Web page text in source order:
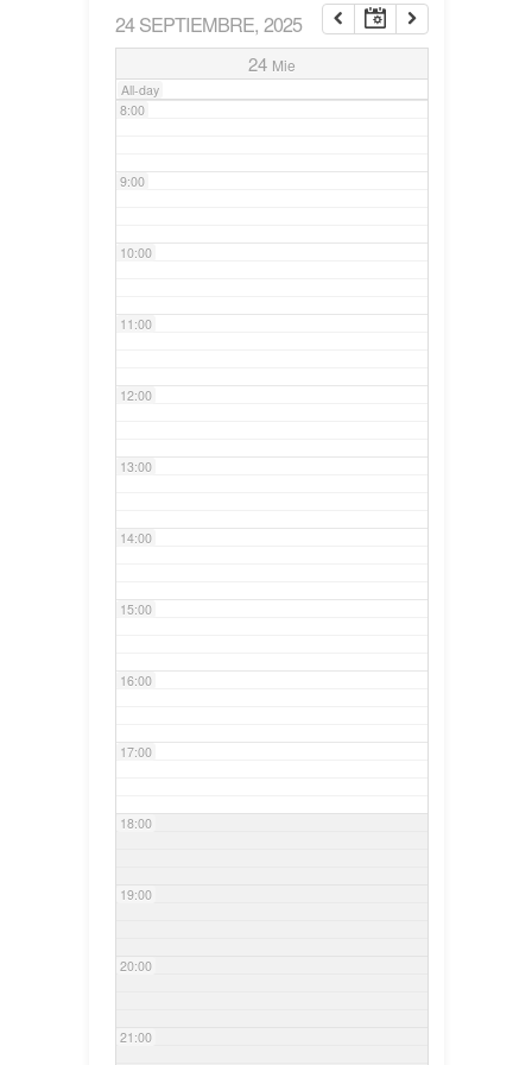
24 SEPTIEMBRE, 2025
24 Mie
All-day
7:00
8:00
9:00
10:00
11:00
12:00
13:00
14:00
15:00
16:00
17:00
18:00
19:00
20:00
21:00